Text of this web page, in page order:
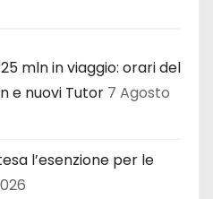
mln in viaggio: orari del
e nuovi Tutor 7 Agosto
l’esenzione per le